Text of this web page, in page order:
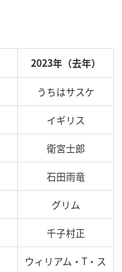
2023年（去年）
うちはサスケ
イギリス
衛宮士郎
石田雨竜
グリム
千子村正
ウィリアム・T・ス